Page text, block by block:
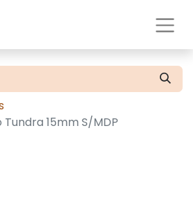
Tundra 15mm S/MDP